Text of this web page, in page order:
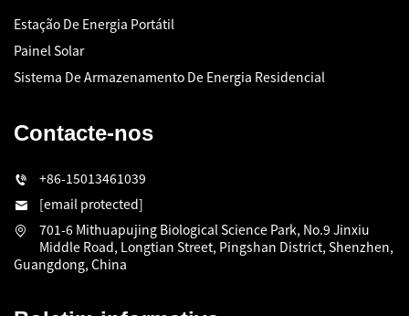
Estação De Energia Portátil
Painel Solar
Sistema De Armazenamento De Energia Residencial
Contacte-nos
+86-15013461039
[email protected]
701-6 Mithuapujing Biological Science Park, No.9 Jinxiu
Middle Road, Longtian Street, Pingshan District, Shenzhen,
Guangdong, China